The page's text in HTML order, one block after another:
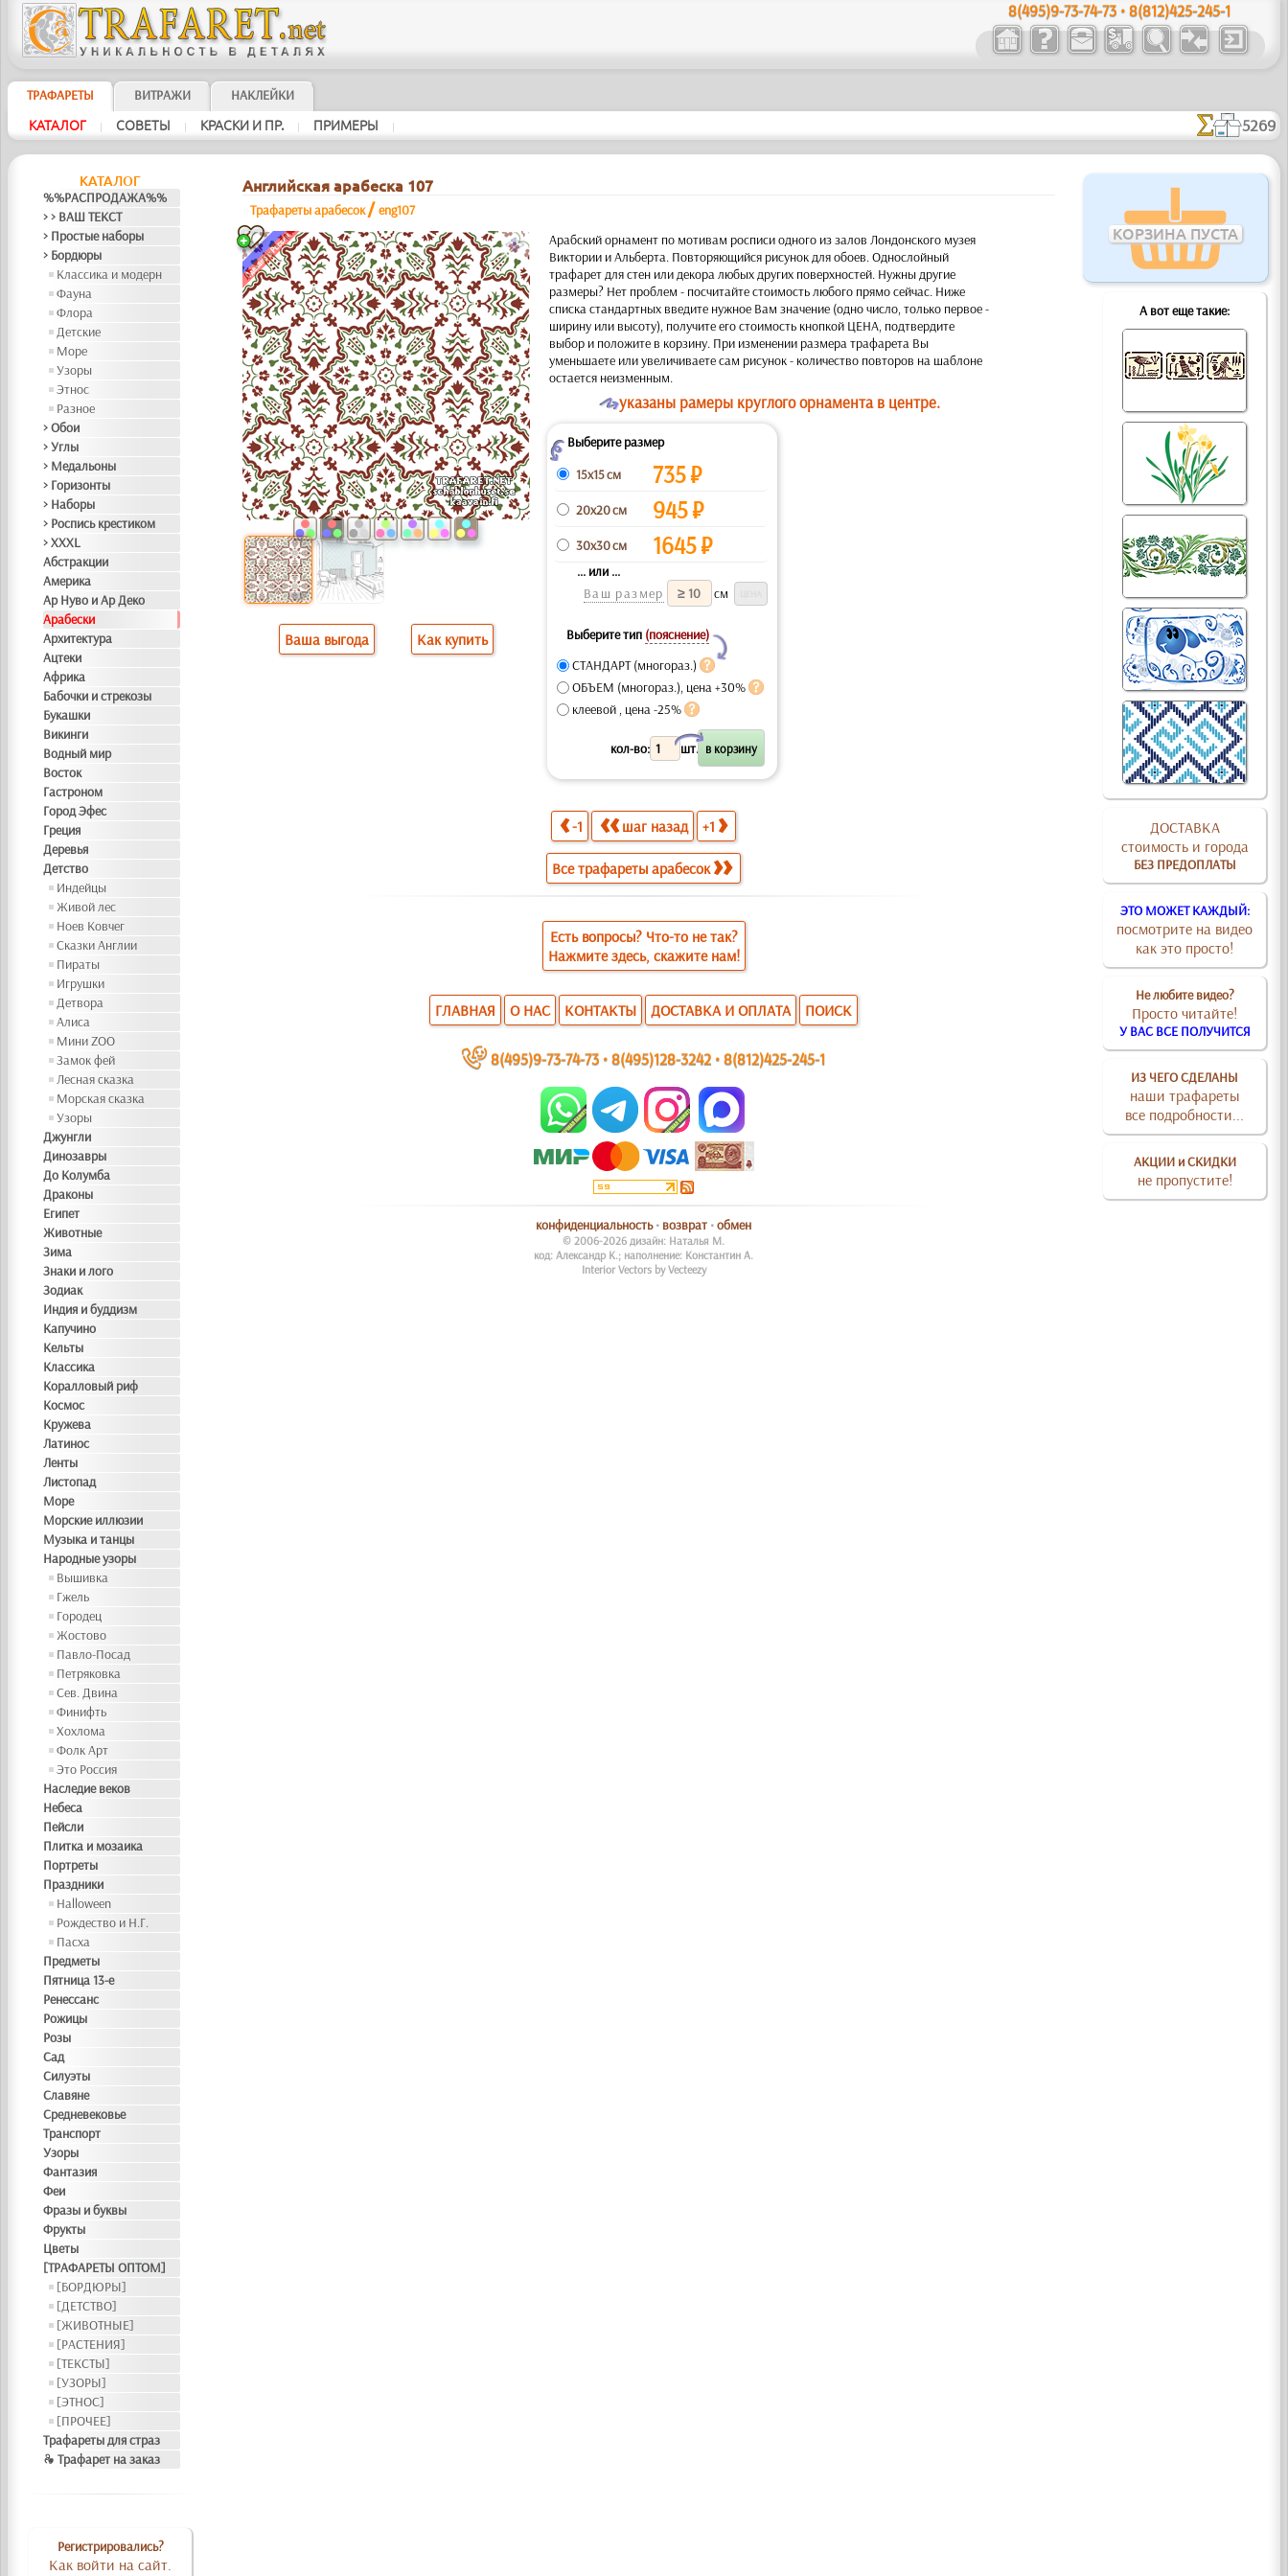
8(495)9-73-74-73 • 8(812)425-245-1
ТРАФАРЕТЫ ВИТРАЖИ НАКЛЕЙКИ
КАТАЛОГ | СОВЕТЫ | КРАСКИ И ПР. | ПРИМЕРЫ | 5269
КАТАЛОГ
%%РАСПРОДАЖА%%
> > ВАШ ТЕКСТ
> Простые наборы
> Бордюры
Классика и модерн
Фауна
Флора
Детские
Море
Узоры
Этнос
Разное
> Обои
> Углы
> Медальоны
> Горизонты
> Наборы
> Роспись крестиком
> XXXL
Абстракции
Америка
Ар Нуво и Ар Деко
Арабески
Архитектура
Ацтеки
Африка
Бабочки и стрекозы
Букашки
Викинги
Водный мир
Восток
Гастроном
Город Эфес
Греция
Деревья
Детство
Индейцы
Живой лес
Ноев Ковчег
Сказки Англии
Пираты
Игрушки
Детвора
Алиса
Мини ZOO
Замок фей
Лесная сказка
Морская сказка
Узоры
Джунгли
Динозавры
До Колумба
Драконы
Египет
Животные
Зима
Знаки и лого
Зодиак
Индия и буддизм
Капучино
Кельты
Классика
Коралловый риф
Космос
Кружева
Латинос
Ленты
Листопад
Море
Морские иллюзии
Музыка и танцы
Народные узоры
Вышивка
Гжель
Городец
Жостово
Павло-Посад
Петряковка
Сев. Двина
Финифть
Хохлома
Фолк Арт
Это Россия
Наследие веков
Небеса
Пейсли
Плитка и мозаика
Портреты
Праздники
Halloween
Рождество и Н.Г.
Пасха
Предметы
Пятница 13-е
Ренессанс
Рожицы
Розы
Сад
Силуэты
Славяне
Средневековье
Транспорт
Узоры
Фантазия
Феи
Фразы и буквы
Фрукты
Цветы
[ТРАФАРЕТЫ ОПТОМ]
[БОРДЮРЫ]
[ДЕТСТВО]
[ЖИВОТНЫЕ]
[РАСТЕНИЯ]
[ТЕКСТЫ]
[УЗОРЫ]
[ЭТНОС]
[ПРОЧЕЕ]
Трафареты для страз
❧ Трафарет на заказ
Регистрировались?
Как войти на сайт.
КОРЗИНА ПУСТА
А вот еще такие:
ДОСТАВКА
стоимость и города
БЕЗ ПРЕДОПЛАТЫ
ЭТО МОЖЕТ КАЖДЫЙ:
посмотрите на видео
как это просто!
Не любите видео?
Просто читайте!
У ВАС ВСЕ ПОЛУЧИТСЯ
ИЗ ЧЕГО СДЕЛАНЫ
наши трафареты
все подробности...
АКЦИИ и СКИДКИ
не пропустите!
Английская арабеска 107
Трафареты арабесок /eng107
a
Ваша выгода Как купить
Арабский орнамент по мотивам росписи одного из залов Лондонского музея
Виктории и Альберта. Повторяющийся рисунок для обоев. Однослойный
трафарет для стен или декора любых других поверхностей. Нужны другие
размеры? Нет проблем - посчитайте стоимость любого прямо сейчас. Ниже
списка стандартных введите нужное Вам значение (одно число, только первое -
ширину или высоту), получите его стоимость кнопкой ЦЕНА, подтвердите
выбор и положите в корзину. При изменении размера трафарета Вы
уменьшаете или увеличиваете сам рисунок - количество повторов на шаблоне
остается неизменным.
Oуказаны рамеры круглого орнамента в центре.
ZВыберите размер
15x15 см
735₽
20x20 см 945₽
30x30 см 1645₽
... или ...
Ваш размер
см
Выберите тип (пояснение)
Y
СТАНДАРТ (многораз.)
ОБЪЕМ (многораз.), цена +30%
клеевой , цена -25%
кол-во: шт.
X
-1 шаг назад +1
Все трафареты арабесок
Есть вопросы? Что-то не так?
Нажмите здесь, скажите нам!
ГЛАВНАЯ О НАС КОНТАКТЫ ДОСТАВКА И ОПЛАТА ПОИСК
~ 8(495)9-73-74-73 •8(495)128-3242 •8(812)425-245-1
конфиденциальность• возврат •обмен
© 2006-2026 дизайн: Наталья М.
код: Александр К.; наполнение: Константин А.
Interior Vectors by Vecteezy